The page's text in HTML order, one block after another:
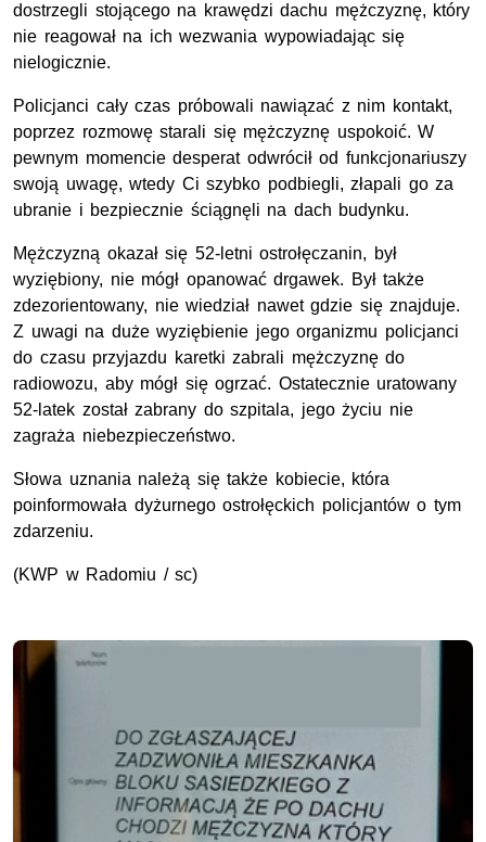
dostrzegli stojącego na krawędzi dachu mężczyznę, który
nie reagował na ich wezwania wypowiadając się
nielogicznie.
Policjanci cały czas próbowali nawiązać z nim kontakt,
poprzez rozmowę starali się mężczyznę uspokoić. W
pewnym momencie desperat odwrócił od funkcjonariuszy
swoją uwagę, wtedy Ci szybko podbiegli, złapali go za
ubranie i bezpiecznie ściągnęli na dach budynku.
Mężczyzną okazał się 52-letni ostrołęczanin, był
wyziębiony, nie mógł opanować drgawek. Był także
zdezorientowany, nie wiedział nawet gdzie się znajduje.
Z uwagi na duże wyziębienie jego organizmu policjanci
do czasu przyjazdu karetki zabrali mężczyznę do
radiowozu, aby mógł się ogrzać. Ostatecznie uratowany
52-latek został zabrany do szpitala, jego życiu nie
zagraża niebezpieczeństwo.
Słowa uznania należą się także kobiecie, która
poinformowała dyżurnego ostrołęckich policjantów o tym
zdarzeniu.
(KWP w Radomiu / sc)